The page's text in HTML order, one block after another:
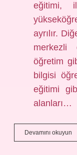
eğitimi,
ayrılır.
merkezli
öğretim
bilgisi
eğitimi
alanları…
Devamını okuyun